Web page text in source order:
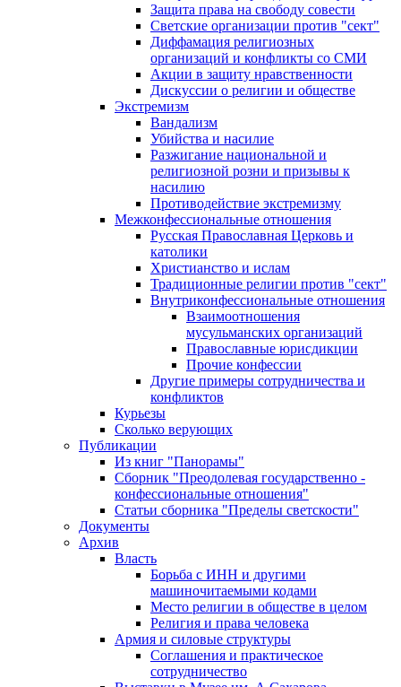
Защита права на свободу совести
Светские организации против "сект"
Диффамация религиозных
организаций и конфликты со СМИ
Акции в защиту нравственности
Дискуссии о религии и обществе
Экстремизм
Вандализм
Убийства и насилие
Разжигание национальной и
религиозной розни и призывы к
насилию
Противодействие экстремизму
Межконфессиональные отношения
Русская Православная Церковь и
католики
Христианство и ислам
Традиционные религии против "сект"
Внутриконфессиональные отношения
Взаимоотношения
мусульманских организаций
Православные юрисдикции
Прочие конфессии
Другие примеры сотрудничества и
конфликтов
Курьезы
Сколько верующих
Публикации
Из книг "Панорамы"
Сборник "Преодолевая государственно -
конфессиональные отношения"
Статьи сборника "Пределы светскости"
Документы
Архив
Власть
Борьба с ИНН и другими
машиночитаемыми кодами
Место религии в обществе в целом
Религия и права человека
Армия и силовые структуры
Соглашения и практическое
сотрудничество